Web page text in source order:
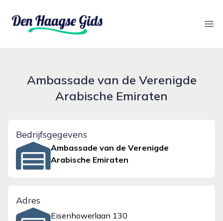
denhaagsegids.nl
Ambassade van de Verenigde
Arabische Emiraten
Bedrijfsgegevens
Ambassade van de Verenigde
Arabische Emiraten
Adres
Eisenhowerlaan 130